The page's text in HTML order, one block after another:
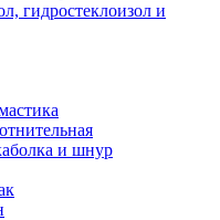
гидростеклоизол и
и шнур